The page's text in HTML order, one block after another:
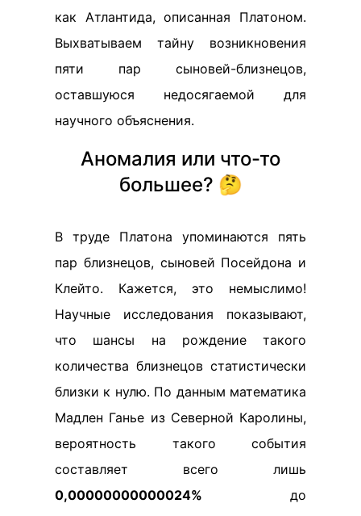
как Атлантида, описанная Платоном.
Выхватываем тайну возникновения
пяти пар сыновей-близнецов,
оставшуюся недосягаемой для
научного объяснения.
Аномалия или что-то
большее? 🤔
В труде Платона упоминаются пять
пар близнецов, сыновей Посейдона и
Клейто. Кажется, это немыслимо!
Научные исследования показывают,
что шансы на рождение такого
количества близнецов статистически
близки к нулю. По данным математика
Мадлен Ганье из Северной Каролины,
вероятность такого события
составляет всего лишь
0,00000000000024% до